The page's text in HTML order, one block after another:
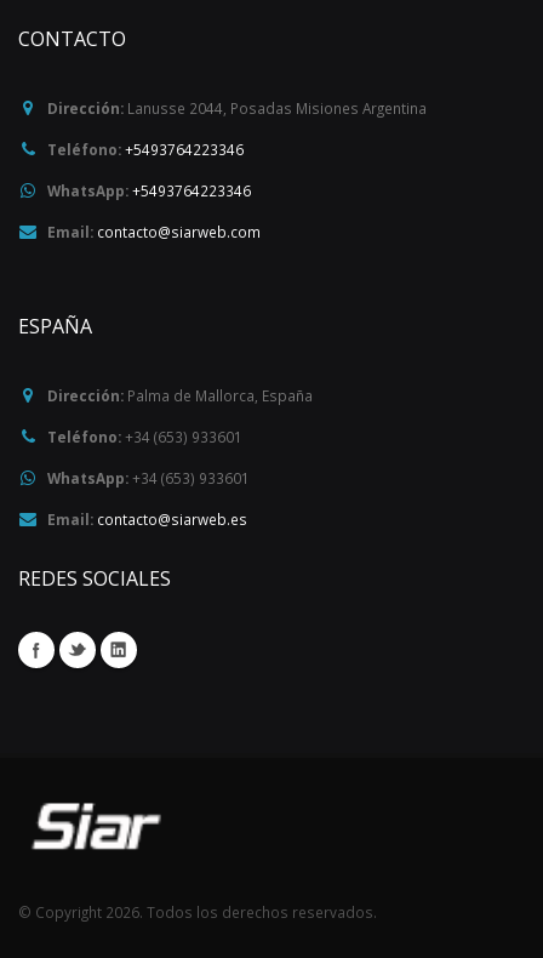
CONTACTO
Dirección: Lanusse 2044 Posadas Misiones Argentina
Teléfono:+5493764223346
WhatsApp:+5493764223346
Email: contacto@siarweb.com
ESPAÑA
Dirección: Palma de Mallorca España
Teléfono:+34 (653) 933601
WhatsApp:+34 (653) 933601
Email: contacto@siarweb.es
REDES SOCIALES
© Copyright 2026. Todos los derechos reservados.